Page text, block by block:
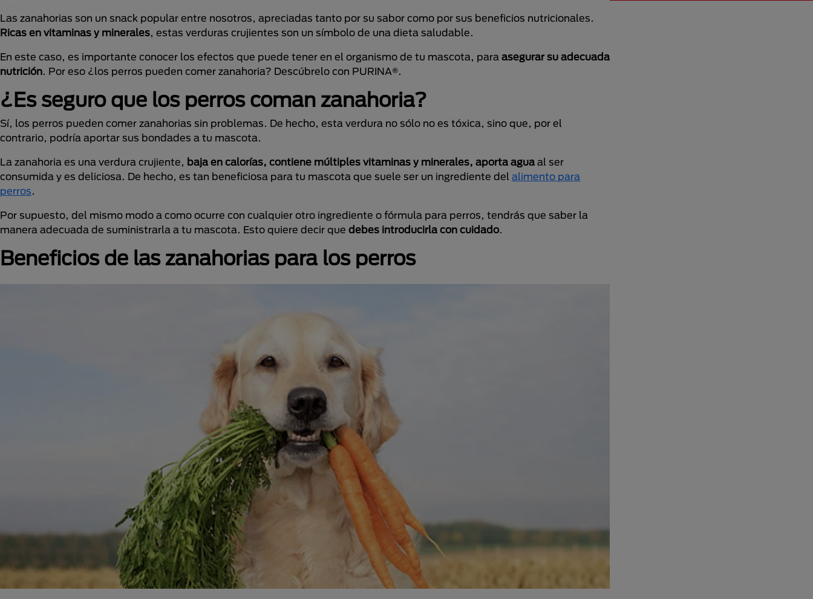
Las zanahorias son un snack popular entre nosotros, apreciadas tanto por su sabor como por sus beneficios nutricionales.
Ricas en vitaminas y minerales, estas verduras crujientes son un símbolo de una dieta saludable.
En este caso, es importante conocer los efectos que puede tener en el organismo de tu mascota, para asegurar su adecuada
nutrición. Por eso ¿los perros pueden comer zanahoria? Descúbrelo con PURINA®.
¿Es seguro que los perros coman zanahoria?
Sí, los perros pueden comer zanahorias sin problemas. De hecho, esta verdura no sólo no es tóxica, sino que, por el
contrario, podría aportar sus bondades a tu mascota.
La zanahoria es una verdura crujiente, baja en calorías, contiene múltiples vitaminas y minerales, aporta agua al ser
consumida y es deliciosa. De hecho, es tan beneficiosa para tu mascota que suele ser un ingrediente del alimento para
perros.
Por supuesto, del mismo modo a como ocurre con cualquier otro ingrediente o fórmula para perros, tendrás que saber la
manera adecuada de suministrarla a tu mascota. Esto quiere decir que debes introducirla con cuidado.
Beneficios de las zanahorias para los perros